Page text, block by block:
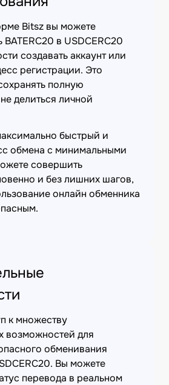
Bitsz вы можете
BATERC20 в USDCERC20
создавать аккаунт или
регистрации. Это
полную
делиться личной
быстрый и
обмена с минимальными
совершить
и без лишних шагов,
онлайн обменника
к множеству
возможностей для
обменивания
Вы можете
перевода в реальном